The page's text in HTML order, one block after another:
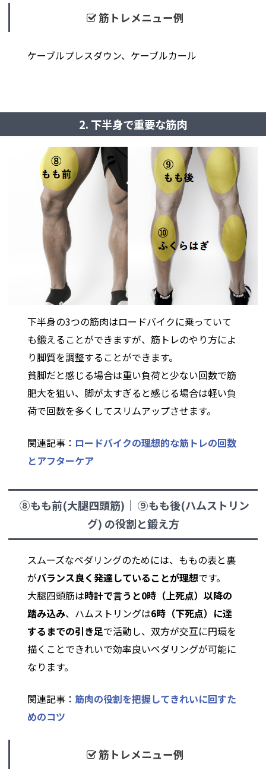
筋トレメニュー例
ケーブルプレスダウン、ケーブルカール
2. 下半身で重要な筋肉
下半身の3つの筋肉はロードバイクに乗っていて
も鍛えることができますが、筋トレのやり方によ
り脚質を調整することができます。
貧脚だと感じる場合は重い負荷と少ない回数で筋
肥大を狙い、脚が太すぎると感じる場合は軽い負
荷で回数を多くしてスリムアップさせます。
関連記事： ロードバイクの理想的な筋トレの回数
とアフターケア
⑧もも前(大腿四頭筋)｜ ⑨もも後(ハムストリン
グ) の役割と鍛え方
スムーズなペダリングのためには、ももの表と裏
がバランス良く発達していることが理想です。
大腿四頭筋は時計で言うと0時（上死点）以降の
踏み込み、ハムストリングは6時（下死点）に達
するまでの引き足で活動し、双方が交互に円環を
描くことできれいで効率良いペダリングが可能に
なります。
関連記事：筋肉の役割を把握してきれいに回すた
めのコツ
筋トレメニュー例